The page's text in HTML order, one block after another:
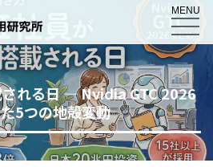
MENU
れる日 — Nvidia GTC 2026
5つの地殻変動